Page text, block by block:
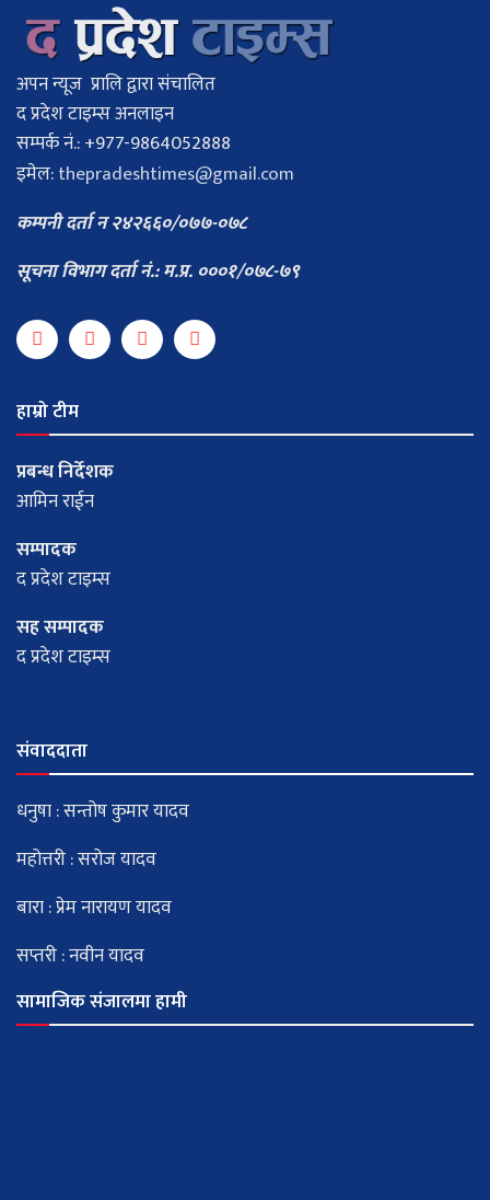
अपन न्यूज प्रालि द्वारा संचालित
द प्रदेश टाइम्स अनलाइन
सम्पर्क नं.: +977-9864052888
इमेल:thepradeshtimes@gmail.com
कम्पनी दर्ता न २४२६६०/०७७-०७८
सूचना विभाग दर्ता नं.: म.प्र. ०००१/०७८-७९
हाम्रो टीम
प्रबन्ध निर्देशक
आमिन राईन
सम्पादक
द प्रदेश टाइम्स
सह सम्पादक
द प्रदेश टाइम्स
संवाददाता
धनुषा : सन्तोष कुमार यादव
महोत्तरी : सरोज यादव
बारा : प्रेम नारायण यादव
सप्तरी : नवीन यादव
सामाजिक संजालमा हामी